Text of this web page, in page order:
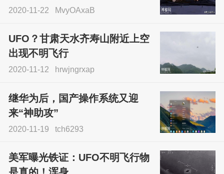
2020-11-22 MvyOAxaB
UFO？甘肃天水齐寿山附近上空
出现不明飞行
2020-11-12 hrwjngrxap
继华为后，国产操作系统又迎
来“神助攻”
2020-11-19 tch6293
美军曝光铁证：UFO不明飞行物